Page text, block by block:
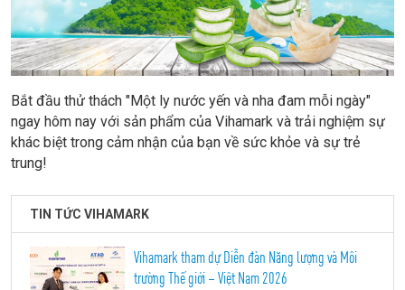
Bắt đầu thử thách "Một ly nước yến và nha đam mỗi ngày"
ngay hôm nay với sản phẩm của Vihamark và trải nghiệm sự
khác biệt trong cảm nhận của bạn về sức khỏe và sự trẻ
trung!
TIN TỨC VIHAMARK
Vihamark tham dự Diễn đàn Năng lượng và Môi
trường Thế giới – Việt Nam 2026